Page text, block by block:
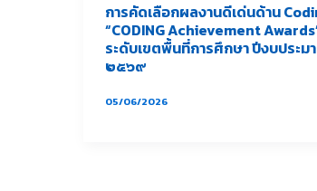
การคัดเลือกผลงานดีเด่นด้าน
“CODING Achievement
ระดับเขตพื้นที่การศึกษา ปีงบประ
๒๕๖๙
05/06/2026